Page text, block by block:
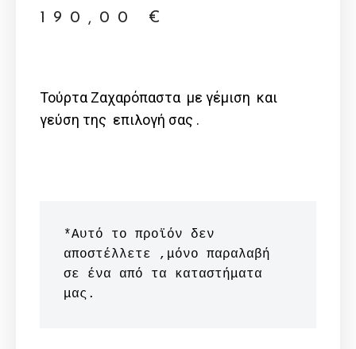
190,00 €
Τούρτα Ζαχαρόπαστα με γέμιση και
γεύση της επιλογή σας .
*Αυτό το προϊόν δεν
αποστέλλετε ,μόνο παραλαβή
σε ένα από τα καταστήματα
μας.